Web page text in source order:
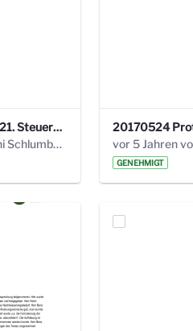
20171018 Protokoll 21. Steuerungskreis.pdf
vor 5 Jahren von Anni Schlumberger
GENEHMIGT